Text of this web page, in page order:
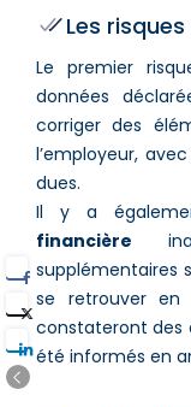
Les risques
Le premier
données
corriger des
l’employeur,
dues.
Il y a
financière
supplémentaires
se retrouver
constateront des
été informés en